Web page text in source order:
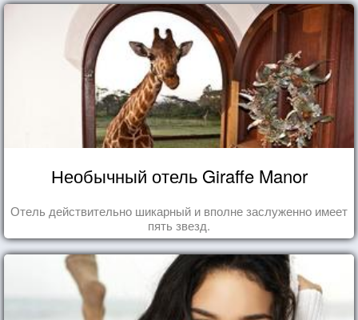
Необычный отель Giraffe Manor
Отель действительно шикарный и вполне заслуженно имеет
пять звезд.